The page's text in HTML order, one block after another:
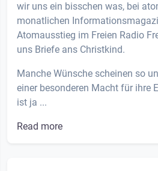
wir uns ein bisschen was, bei
monatlichen
Atomausstieg im Freien Radio
uns Briefe ans Christkind.
Manche Wünsche scheinen so
einer besonderen Macht für ihre
ist ja ...
Read more